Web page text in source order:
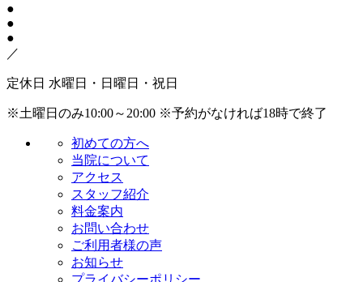
●
●
●
／
定休日 水曜日・日曜日・祝日
※土曜日のみ10:00～20:00 ※予約がなければ18時で終了
初めての方へ
当院について
アクセス
スタッフ紹介
料金案内
お問い合わせ
ご利用者様の声
お知らせ
プライバシーポリシー